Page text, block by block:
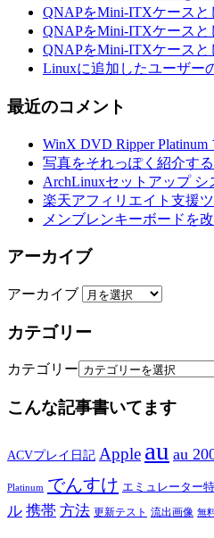
QNAPをMini-ITXケース
QNAPをMini-ITXケース
QNAPをMini-ITXケース
Linuxに追加したユーザー
最近のコメント
WinX DVD Ripper
写真をそれっぽく紹介す
ArchLinuxセットアップ シ
楽天アフィリエイト支援
メンブレンキーボードを
アーカイブ
アーカイブ
カテゴリー
カテゴリー
こんな記事書いてます
ACVプレイ日記 Apple au au
Platinum でんすけ エミュレーター
ル 携帯 方法 更新テスト 流出画像 無